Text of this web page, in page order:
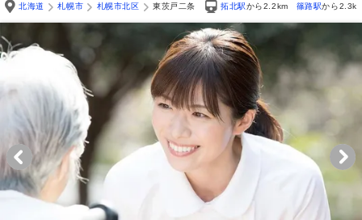
北海道
札幌市 札幌市北区 東茨戸二条 拓北駅から2.2km 篠路駅から